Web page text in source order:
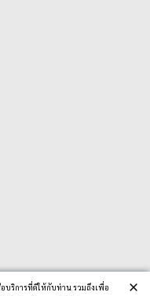
บริการที่ดีให้กับท่าน รวมถึงเพื่อ
×